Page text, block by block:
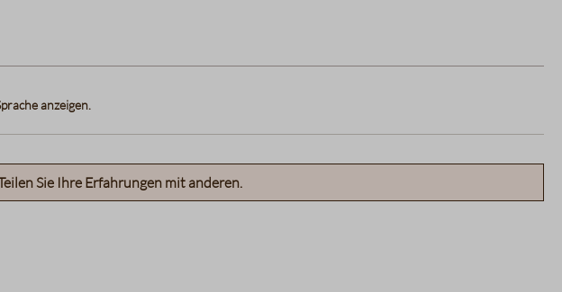
anzeigen.
Sie Ihre Erfahrungen mit anderen.